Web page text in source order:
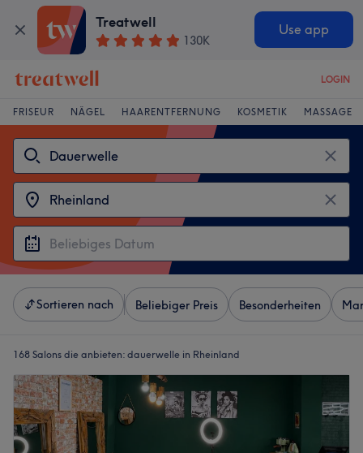
Treatwell
130K
Use app
LOGIN
FRISEUR NÄGEL HAARENTFERNUNG KOSMETIK MASSAGE
Sortieren nach Beliebiger Preis Besonderheiten
168 Salons die anbieten: dauerwelle in Rheinland